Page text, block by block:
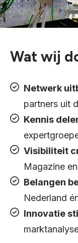
Wat wij
Netwerk
partners uit
Kennis
Visibiliteit
Magazine
Belangen
Nederland
Innovatie